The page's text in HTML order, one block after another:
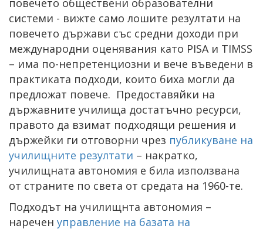
системи - вижте само лошите резултати на
повечето държави със средни доходи при
международни оценявания като PISA и TIMSS
– има по-непретенциозни и вече въведени в
практиката подходи, които биха могли да
предложат повече. Предоставяйки на
държавните училища достатъчно ресурси,
правото да взимат подходящи решения и
държейки ги отговорни чрез публикуване на
училищните резултати – накратко,
училищната автономия е била използвана
от страните по света от средата на 1960-те.
Подходът на училищнта автономия –
наречен управление на базата на